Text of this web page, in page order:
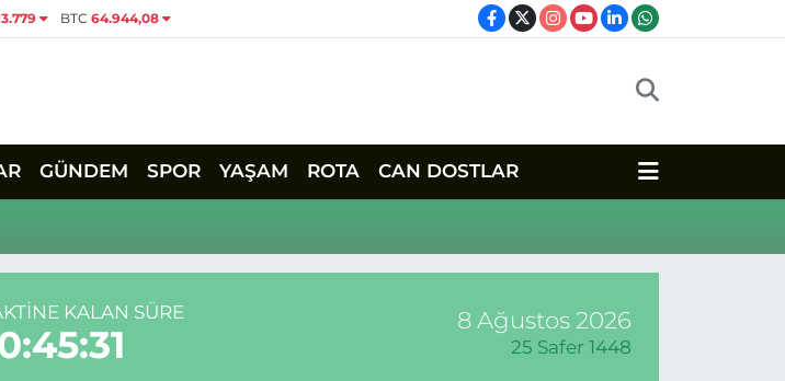
BTC 64.944,08
GÜNDEM SPOR YAŞAM ROTA CAN DOSTLAR
KALAN SÜRE 8 Ağustos 2026
25 Safer 1448